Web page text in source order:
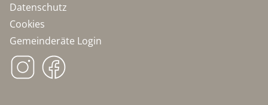
Datenschutz
Cookies
Gemeinderäte Login